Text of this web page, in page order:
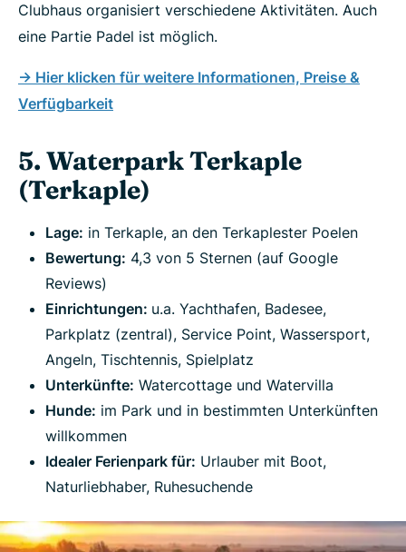
Clubhaus organisiert verschiedene Aktivitäten. Auch
eine Partie Padel ist möglich.
-> Hier klicken für weitere Informationen, Preise &
Verfügbarkeit
5. Waterpark Terkaple
(Terkaple)
Lage: in Terkaple, an den Terkaplester Poelen
Bewertung: 4,3 von 5 Sternen (auf Google
Reviews)
Einrichtungen: u.a. Yachthafen, Badesee,
Parkplatz (zentral), Service Point, Wassersport,
Angeln, Tischtennis, Spielplatz
Unterkünfte: Watercottage und Watervilla
Hunde: im Park und in bestimmten Unterkünften
willkommen
Idealer Ferienpark für: Urlauber mit Boot,
Naturliebhaber, Ruhesuchende